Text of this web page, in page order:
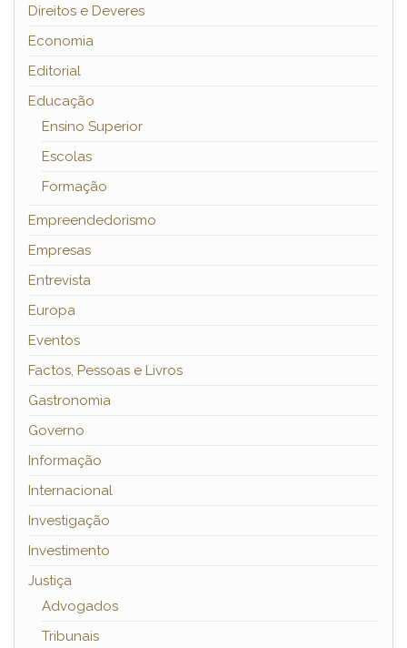
Direitos e Deveres
Economia
Editorial
Educação
Ensino Superior
Escolas
Formação
Empreendedorismo
Empresas
Entrevista
Europa
Eventos
Factos, Pessoas e Livros
Gastronomia
Governo
Informação
Internacional
Investigação
Investimento
Justiça
Advogados
Tribunais